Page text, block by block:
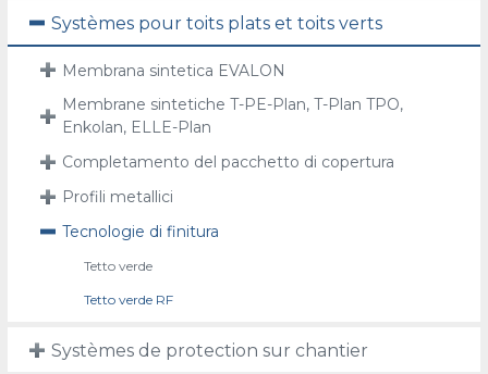
Systèmes pour toits plats et toits verts
Membrana sintetica EVALON
Membrane sintetiche T-PE-Plan, T-Plan TPO,
Enkolan, ELLE-Plan
Completamento del pacchetto di copertura
Profili metallici
Tecnologie di finitura
Tetto verde
Tetto verde RF
Systèmes de protection sur chantier